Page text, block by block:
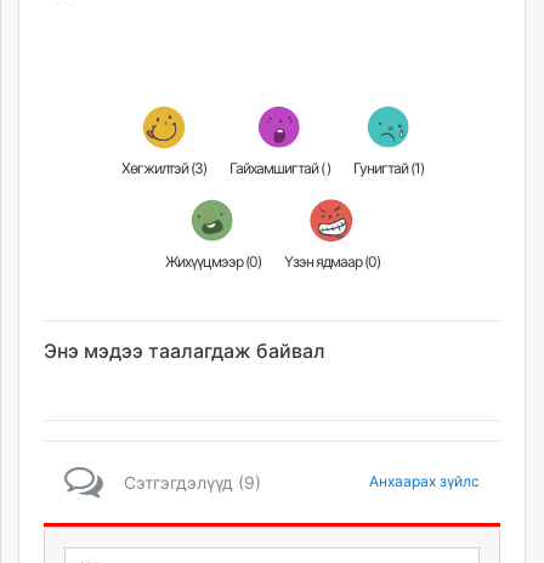
Хөгжилтэй (3) Гайхамшигтай () Гунигтай (1)
Жихүүцмээр (0) Үзэн ядмаар (0)
Энэ мэдээ таалагдаж байвал
Сэтгэгдэлүүд (9) Анхаарах зүйлс